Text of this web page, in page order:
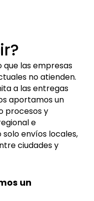
que las empresas
no atienden.
a las entregas
aportamos un
procesos y
e
envíos locales,
ciudades y
un